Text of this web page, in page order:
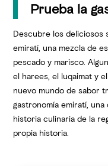
Prueba la
Descubre los deliciosos
emiratí, una mezcla de
pescado y marisco.
el harees, el luqaimat y
nuevo mundo de sabor
gastronomía emiratí,
historia culinaria de la
propia historia.